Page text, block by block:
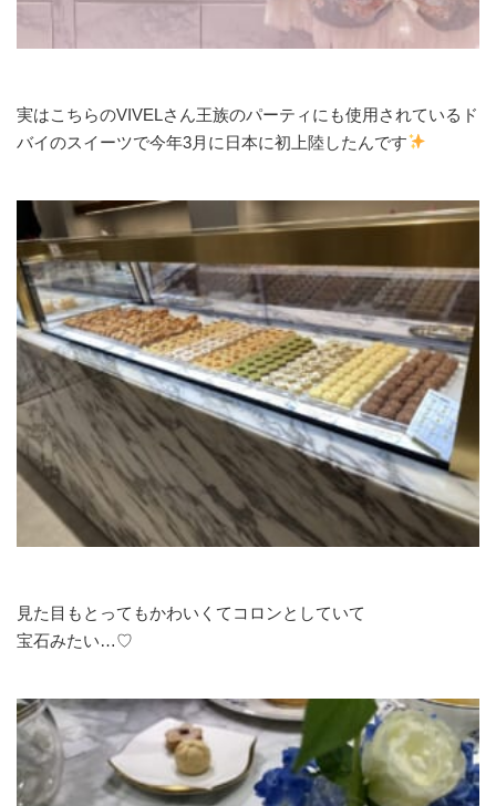
実はこちらのVIVELさん王族のパーティにも使用されているド
バイのスイーツで今年3月に日本に初上陸したんです
見た目もとってもかわいくてコロンとしていて
宝石みたい…♡